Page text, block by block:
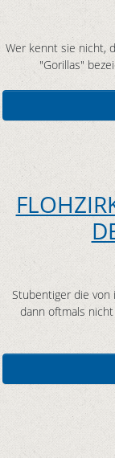
Wer kennt sie nicht,
"Gorillas"
Stubentiger die von
dann oftmals